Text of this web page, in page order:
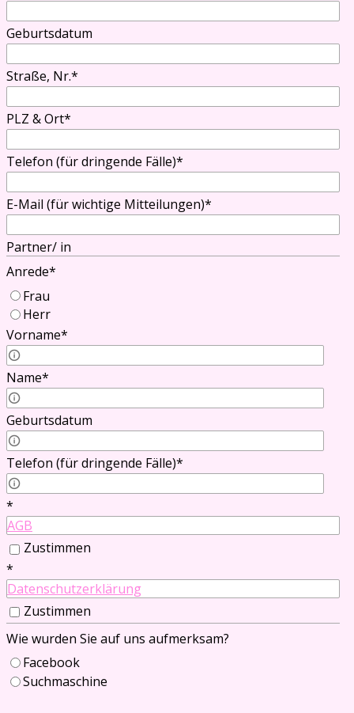
Geburtsdatum
Straße, Nr.*
PLZ & Ort*
Telefon (für dringende Fälle)*
E-Mail (für wichtige Mitteilungen)*
Partner/ in
Anrede*
Frau
Herr
Vorname*
Vorname Partner/in
Name*
Name Partner/in
Geburtsdatum
Telefon (für dringende Fälle)*
Telefon Partner/in
*
AGB
Zustimmen
*
Datenschutzerklärung
Zustimmen
Wie wurden Sie auf uns aufmerksam?
Facebook
Suchmaschine